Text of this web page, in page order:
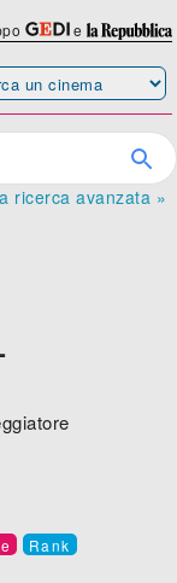
e
ricerca avanzata »
Rank